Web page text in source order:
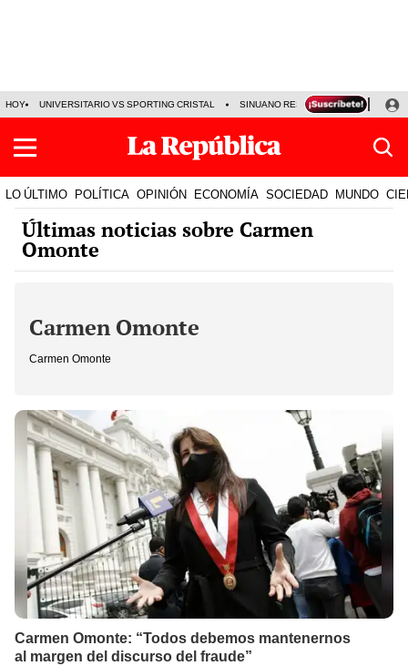
HOY UNIVERSITARIO VS SPORTING CRISTAL SINUANO RESULTADOS HOY
LO ÚLTIMO POLÍTICA OPINIÓN ECONOMÍA SOCIEDAD MUNDO
Últimas noticias sobre Carmen
Omonte
Carmen Omonte
Carmen Omonte
Carmen Omonte: “Todos debemos mantenernos
al margen del discurso del fraude”